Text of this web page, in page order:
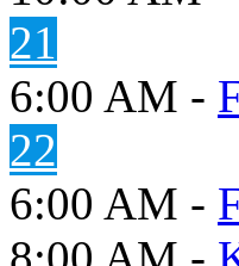
21
6:00 AM -
22
6:00 AM -